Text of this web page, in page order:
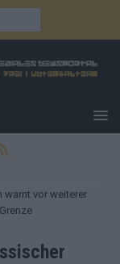
warnt vor weiterer